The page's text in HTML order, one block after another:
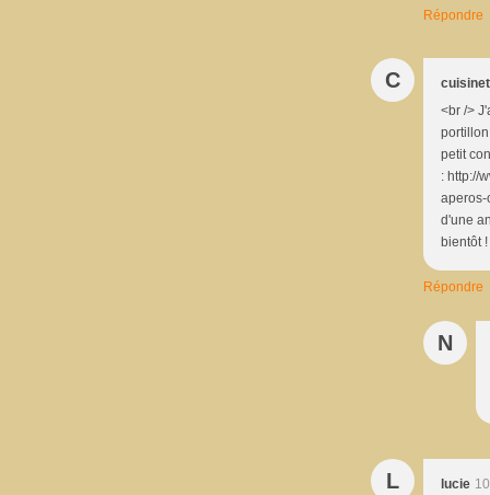
Répondre
C
<br />
portillon
petit
: http://
aperos-
d'une
bientôt
Répondre
N
L lucie